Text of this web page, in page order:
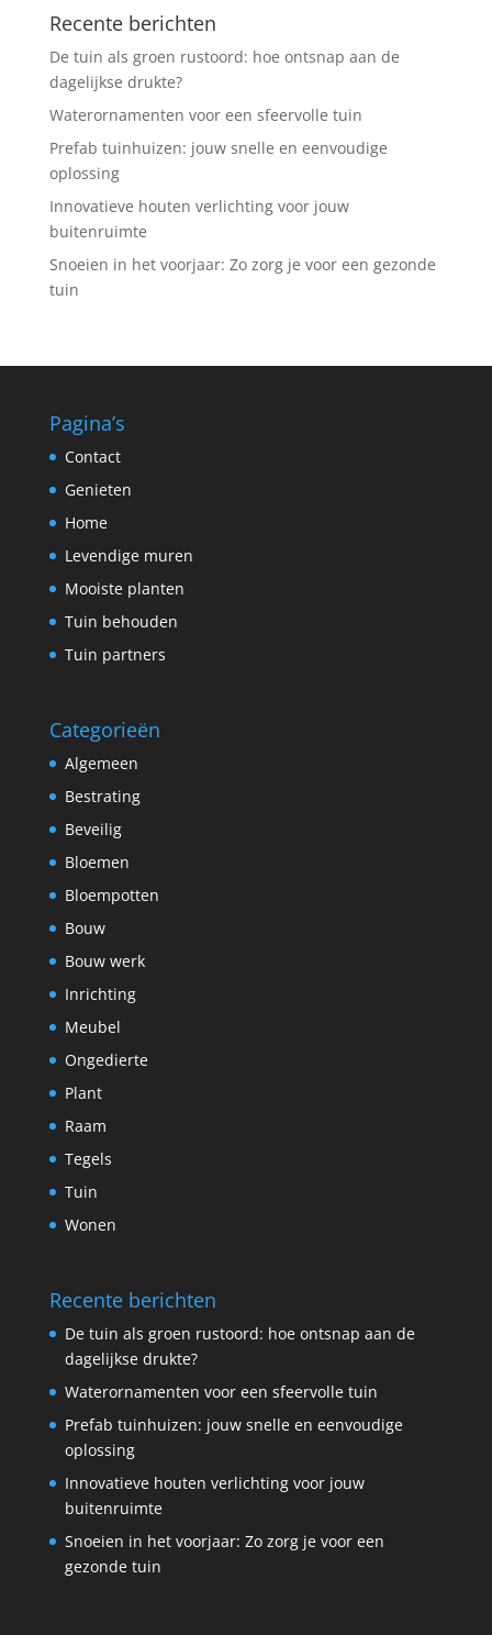
Recente berichten
De tuin als groen rustoord: hoe ontsnap aan de
dagelijkse drukte?
Waterornamenten voor een sfeervolle tuin
Prefab tuinhuizen: jouw snelle en eenvoudige
oplossing
Innovatieve houten verlichting voor jouw
buitenruimte
Snoeien in het voorjaar: Zo zorg je voor een gezonde
tuin
Pagina’s
Contact
Genieten
Home
Levendige muren
Mooiste planten
Tuin behouden
Tuin partners
Categorieën
Algemeen
Bestrating
Beveilig
Bloemen
Bloempotten
Bouw
Bouw werk
Inrichting
Meubel
Ongedierte
Plant
Raam
Tegels
Tuin
Wonen
Recente berichten
De tuin als groen rustoord: hoe ontsnap aan de
dagelijkse drukte?
Waterornamenten voor een sfeervolle tuin
Prefab tuinhuizen: jouw snelle en eenvoudige
oplossing
Innovatieve houten verlichting voor jouw
buitenruimte
Snoeien in het voorjaar: Zo zorg je voor een
gezonde tuin